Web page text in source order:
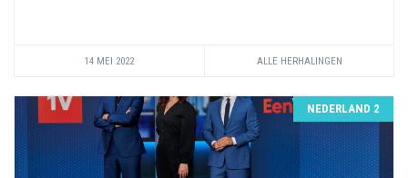
14 MEI 2022 ALLE HERHALINGEN
NEDERLAND 2